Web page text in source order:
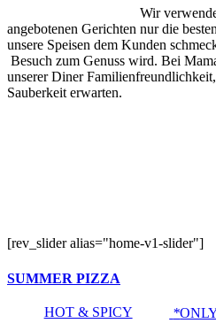
Wir
angebotenen Gerichten nur die
unsere Speisen dem Kunden
Besuch zum Genuss wird. Bei
unserer Diner
Sauberkeit erwarten.
[rev_slider alias="home-v1-slider"]
SUMMER PIZZA
HOT & SPICY *